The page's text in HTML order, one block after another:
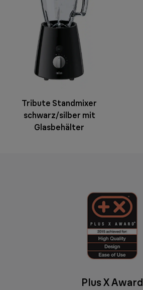
Tribute Standmixer
schwarz/silber mit
Glasbehälter
Plus X Award